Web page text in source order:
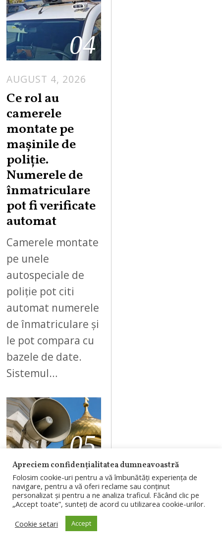
04
AUGUST 4, 2026
Ce rol au
camerele
montate pe
mașinile de
poliție.
Numerele de
înmatriculare
pot fi verificate
automat
Camerele montate
pe unele
autospeciale de
poliție pot citi
automat numerele
de înmatriculare și
le pot compara cu
bazele de date.
Sistemul…
05
AUGUST 4, 2026
Un locatar din
Zorilor
reclamă
Apreciem confidențialitatea dumneavoastră
Folosim cookie-uri pentru a vă îmbunătăți experiența de
navigare, pentru a vă oferi reclame sau conținut
personalizat și pentru a ne analiza traficul. Făcând clic pe
„Accept toate”, sunteți de acord cu utilizarea cookie-urilor.
Cookie setari
Accept